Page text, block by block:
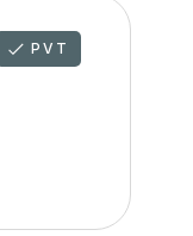
PVT